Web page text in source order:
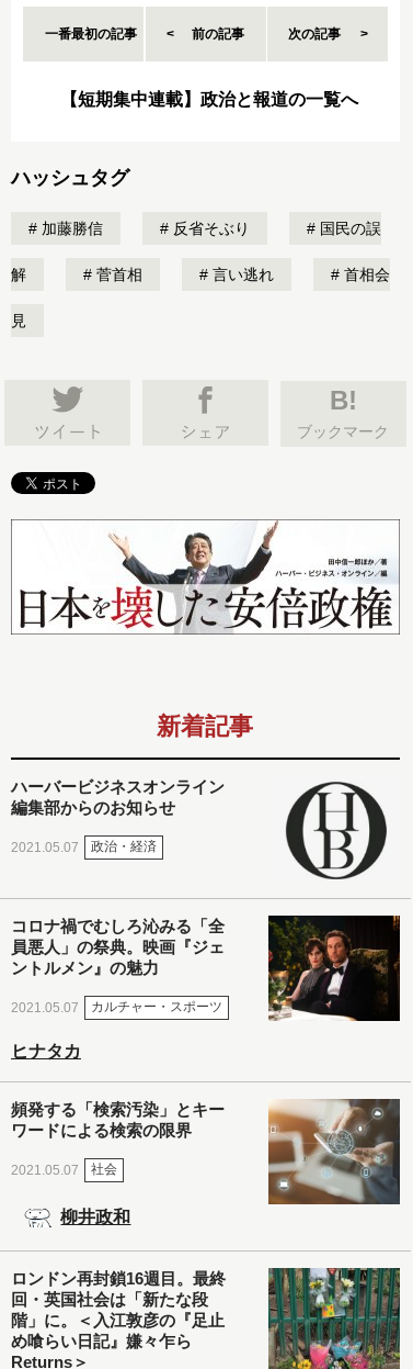
一番最初の記事 前の記事 次の記事
【短期集中連載】政治と報道の一覧へ
ハッシュタグ
加藤勝信 反省そぶり 国民の誤
解 菅首相 言い逃れ 首相会
見
B!
ブックマーク
新着記事
ハーバービジネスオンライン
編集部からのお知らせ
2021.05.07 政治・経済
コロナ禍でむしろ沁みる「全
員悪人」の祭典。映画『ジェ
ントルメン』の魅力
2021.05.07 カルチャー・スポーツ
ヒナタカ
頻発する「検索汚染」とキー
ワードによる検索の限界
2021.05.07 社会
柳井政和
ロンドン再封鎖16週目。最終
回・英国社会は「新たな段
階」に。＜入江敦彦の『足止
め喰らい日記』嫌々乍ら
Returns＞